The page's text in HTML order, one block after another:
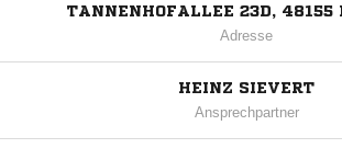
TANNENHOFALLEE 23D, 48155
Adresse
HEINZ SIEVERT
Ansprechpartner